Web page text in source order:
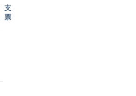
支
票